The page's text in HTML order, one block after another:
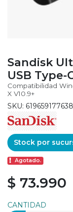
Sandisk
USB Type-
Compatibilidad
X V10.9+
SKU: 619659177638
Stock por
Agotado.
$ 73.990
CANTIDAD